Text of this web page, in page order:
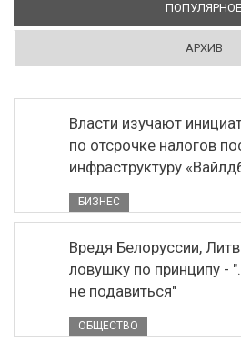
ПОПУЛЯРНОЕ
АРХИВ
Власти изучают
по отсрочке налогов
инфраструктуру
БИЗНЕС
Вредя Белоруссии,
ловушку по принципу -
не подавиться"
ОБЩЕСТВО